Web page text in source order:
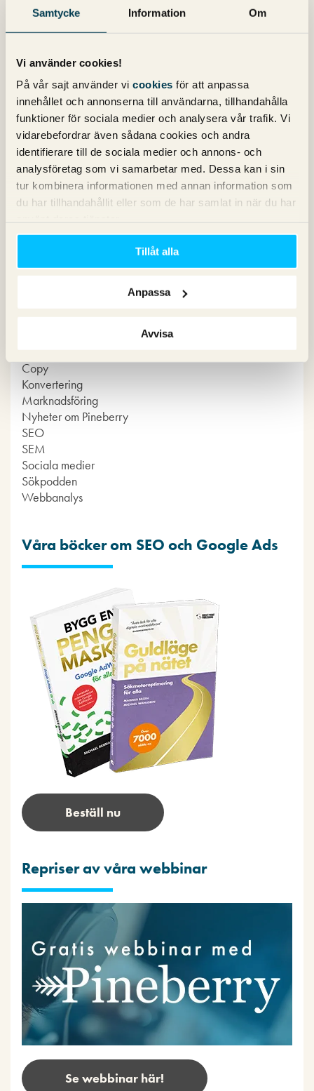
Samtycke Information Om
Vi använder cookies!
På vår sajt använder vi cookies för att anpassa
innehållet och annonserna till användarna, tillhandahålla
funktioner för sociala medier och analysera vår trafik. Vi
vidarebefordrar även sådana cookies och andra
identifierare till de sociala medier och annons- och
analysföretag som vi samarbetar med. Dessa kan i sin
tur kombinera informationen med annan information som
du har tillhandahållit eller som de har samlat in när du har
Tillåt alla
Anpassa
Avvisa
Därför kan det vara bra att vara vaksam om sökvolymen
på svenska är väldigt låg.
Nyhetsbrev
Prenumerera på vårt nyhetsbrev för det
senaste inom SEO, Google Ads och sociala
medier!
Copy
Konvertering
Marknadsföring
Nyheter om Pineberry
SEO
SEM
Sociala medier
Sökpodden
Webbanalys
Våra böcker om SEO och Google Ads
Beställ nu
Repriser av våra webbinar
Se webbinar här!